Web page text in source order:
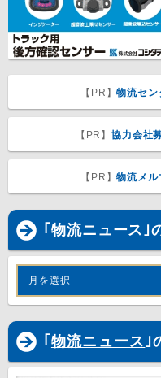
【PR】物流セ
【PR】協力会社
【PR】物流メル
｢物流ニュース｣
月を選択
｢ 物流ニュース｣